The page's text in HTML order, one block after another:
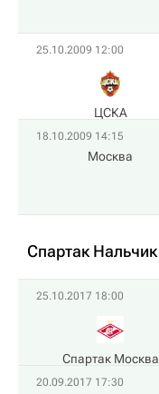
25.10.2009 12:00
ЦСКА
18.10.2009 14:15
Москва
Спартак Нальчик
25.10.2017 18:00
Спартак Москва
20.09.2017 17:30